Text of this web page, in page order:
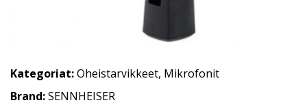
Kategoriat:Oheistarvikkeet, Mikrofonit
Brand:SENNHEISER